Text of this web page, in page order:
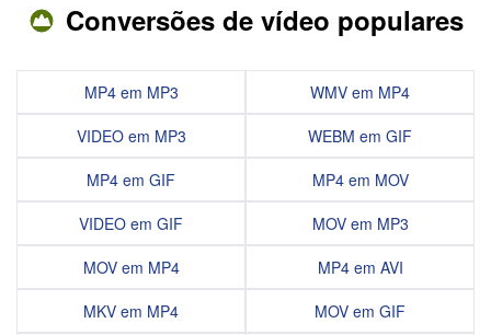
Conversões de vídeo populares
MP4 em MP3
VIDEO em MP3
MP4 em GIF
VIDEO em GIF
MOV em MP4
MKV em MP4
WMV em MP4
WEBM em GIF
MP4 em MOV
MOV em MP3
MP4 em AVI
MOV em GIF